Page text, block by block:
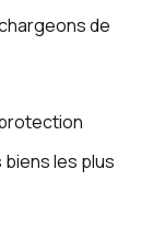
de
les plus